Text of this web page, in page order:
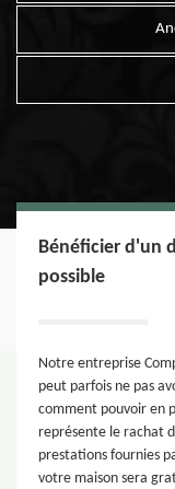
Bénéficier d'un
possible
Notre entreprise
peut parfois ne pas
comment pouvoir en
représente le rachat
prestations fournies
votre maison sera